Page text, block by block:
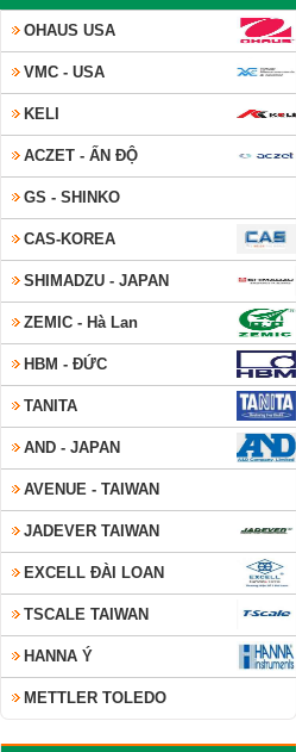
OHAUS USA
VMC - USA
KELI
ACZET - ẤN ĐỘ
GS - SHINKO
CAS-KOREA
SHIMADZU - JAPAN
ZEMIC - Hà Lan
HBM - ĐỨC
TANITA
AND - JAPAN
AVENUE - TAIWAN
JADEVER TAIWAN
EXCELL ĐÀI LOAN
TSCALE TAIWAN
HANNA Ý
METTLER TOLEDO